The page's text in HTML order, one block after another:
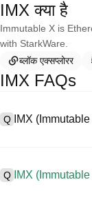
IMX क्या है
Immutable X is
with StarkWare.
ब्लॉक एक्सप्लोरर
IMX FAQs
Q IMX
व्यापार को सरल
और प्रतिस्पर्धी
Q IMX